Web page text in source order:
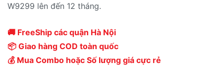
W9299 lên đến 12 tháng.
🚚 FreeShip các quận Hà Nội
📦 Giao hàng COD toàn quốc
💰 Mua Combo hoặc Số lượng giá cực rẻ